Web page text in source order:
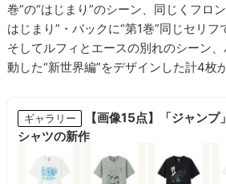
巻”の“はじまり”のシーン、同じくフロ
はじまり”・バックに“第1巻”同じセリフ
そしてルフィとエースの別れのシーン
動した“新世界編”をデザインした計4枚
ギャラリー
【画像15点】「ジャン
シャツの新作